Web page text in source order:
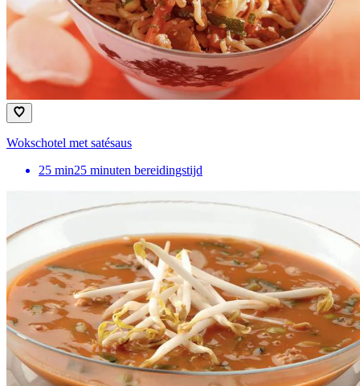
Wokschotel met satésaus
25 min25 minuten bereidingstijd